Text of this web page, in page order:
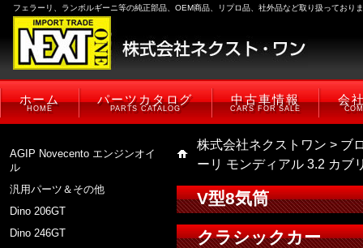
フェラーリ、ランボルギーニ等の純正部品、OEM商品、リプロ品、社外品など取り扱っており
ホーム
HOME
パーツカタログ
PARTS CATALOG
中古車情報
CARS FOR SALE
会
AGIP Novecento エンジンオイ
ル
汎用パーツ＆その他
Dino 206GT
Dino 246GT
株式会社ネクストワン > ブ
ーリ モンディアル 3.2 カブ
V型8気筒
クラシックカー